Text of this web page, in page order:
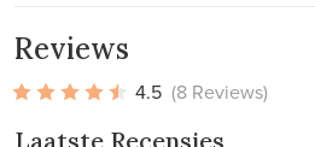
Reviews
4.5 (8 Reviews)
Laatste Recensies